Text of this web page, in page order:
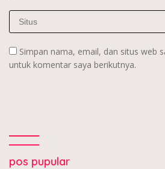
Simpan nama, email, dan situs web
untuk komentar saya berikutnya.
pos pupular